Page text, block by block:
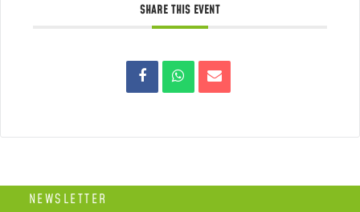
SHARE THIS EVENT
NEWSLETTER